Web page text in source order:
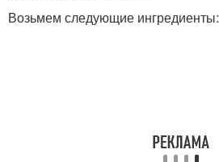
Возьмем следующие ингредиенты: